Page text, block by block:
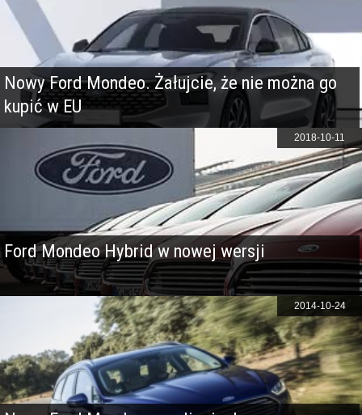
Nowy Ford Mondeo. Żałujcie, że nie można go
kupić w EU
Ford Mondeo Hybrid w nowej wersji
2018-10-11
2014-10-24